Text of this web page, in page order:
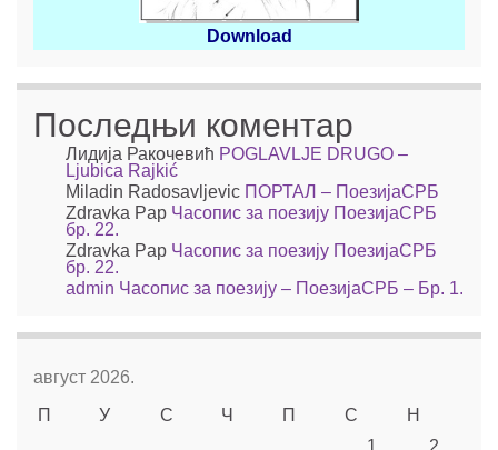
Download
Последњи коментар
Лидија Ракочевић POGLAVLJE DRUGO –
Ljubica Rajkić
Miladin Radosavljevic ПОРТАЛ – ПоезијаСРБ
Zdravka Pap Часопис за поезију ПоезијаСРБ
бр. 22.
Zdravka Pap Часопис за поезију ПоезијаСРБ
бр. 22.
admin Часопис за поезију – ПоезијаСРБ – Бр. 1.
август 2026.
П
У С Ч П С
Н
1
2